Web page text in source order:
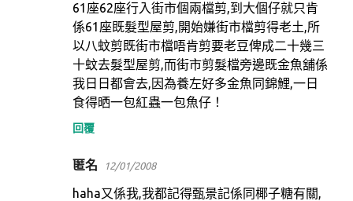
61座62座行入街市個兩檔剪,到大個仔就只肯
係61座既髮型屋剪,開始嫌街市檔剪得老土,所
以八蚊剪既街市檔唔肯剪要老豆俾成二十幾三
十蚊去髮型屋剪,而街市剪髮檔旁邊既金魚舖係
我日日都會去,因為養左好多金魚同錦鯉,一日
食得晒一包紅蟲一包魚仔！
回覆
匿名 12/01/2008
haha又係我,我都記得甄景記係同椰子糖有關,